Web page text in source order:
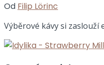
Od Filip Lörinc
Výběrové kávy si zaslouží